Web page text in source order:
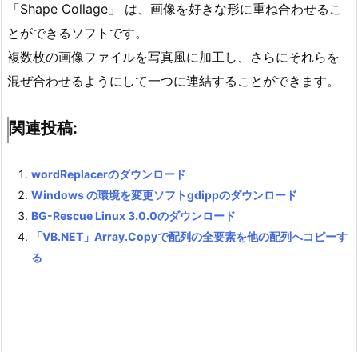
「Shape Collage」 は、画像を好きな形に重ね合わせるこ
とができるソフトです。
複数枚の画像ファイルを写真風に加工し、さらにそれらを
混ぜ合わせるようにして一つに連結することができます。
関連投稿:
wordReplacerのダウンロード
Windows の環境を変更ソフトgdippのダウンロード
BG-Rescue Linux 3.0.0のダウンロード
「VB.NET」Array.Copyで配列の全要素を他の配列へコピーす
る